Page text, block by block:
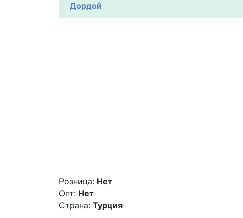
Дордой
Розница: Нет
Опт: Нет
Страна: Турция